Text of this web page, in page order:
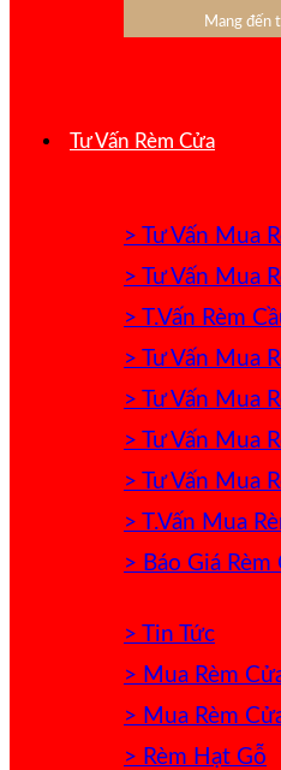
Mang đến
Tư Vấn Rèm Cửa
> Tư Vấn Mua
> Tư Vấn Mua
> T.Vấn Rèm
> Tư Vấn Mua
> Tư Vấn Mua
> Tư Vấn Mua
> Tư Vấn Mua
> T.Vấn Mua
> Báo Giá Rèm
> Tin Tức
> Mua Rèm
> Mua Rèm
> Rèm Hạt Gỗ